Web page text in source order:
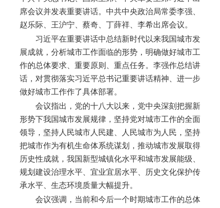
席会议并发表重要讲话。中共中央政治局常委李强、
赵乐际、王沪宁、蔡奇、丁薛祥、李希出席会议。
习近平在重要讲话中总结新时代以来我国城市发
展成就，分析城市工作面临的形势，明确做好城市工
作的总体要求、重要原则、重点任务。李强作总结讲
话，对贯彻落实习近平总书记重要讲话精神、进一步
做好城市工作作了具体部署。
会议指出，党的十八大以来，党中央深刻把握新
形势下我国城市发展规律，坚持党对城市工作的全面
领导，坚持人民城市人民建、人民城市为人民，坚持
把城市作为有机生命体系统谋划，推动城市发展取得
历史性成就，我国新型城镇化水平和城市发展能级、
规划建设治理水平、宜业宜居水平、历史文化保护传
承水平、生态环境质量大幅提升。
会议强调，当前和今后一个时期城市工作的总体